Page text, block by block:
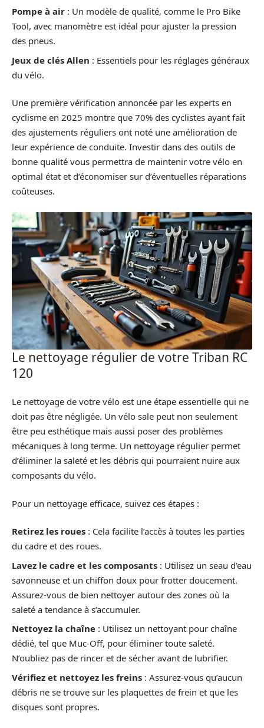
Pompe à air : Un modèle de qualité, comme le Pro Bike
Tool, avec manomètre est idéal pour ajuster la pression
des pneus.
Jeux de clés Allen : Essentiels pour les réglages généraux
du vélo.
Une première vérification annoncée par les experts en
cyclisme en 2025 montre que 70% des cyclistes ayant fait
des ajustements réguliers ont noté une amélioration de
leur expérience de conduite. Investir dans des outils de
bonne qualité vous permettra de maintenir votre vélo en
optimal état et d’économiser sur d’éventuelles réparations
coûteuses.
Le nettoyage régulier de votre Triban RC
120
Le nettoyage de votre vélo est une étape essentielle qui ne
doit pas être négligée. Un vélo sale peut non seulement
être peu esthétique mais aussi poser des problèmes
mécaniques à long terme. Un nettoyage régulier permet
d’éliminer la saleté et les débris qui pourraient nuire aux
composants du vélo.
Pour un nettoyage efficace, suivez ces étapes :
Retirez les roues : Cela facilite l’accès à toutes les parties
du cadre et des roues.
Lavez le cadre et les composants : Utilisez un seau d’eau
savonneuse et un chiffon doux pour frotter doucement.
Assurez-vous de bien nettoyer autour des zones où la
saleté a tendance à s’accumuler.
Nettoyez la chaîne : Utilisez un nettoyant pour chaîne
dédié, tel que Muc-Off, pour éliminer toute saleté.
N’oubliez pas de rincer et de sécher avant de lubrifier.
Vérifiez et nettoyez les freins : Assurez-vous qu’aucun
débris ne se trouve sur les plaquettes de frein et que les
disques sont propres.